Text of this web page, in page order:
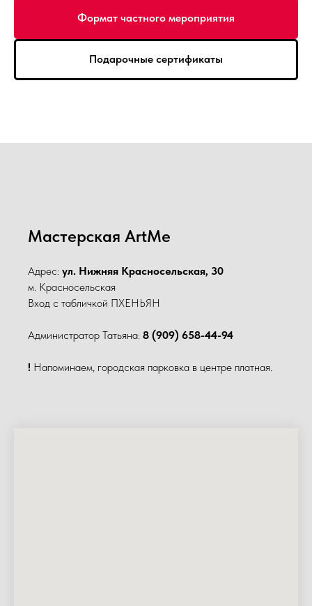
Формат частного мероприятия
Подарочные сертификаты
Мастерская ArtMe
Адрес: ул. Нижняя Красносельская, 30
м. Красносельская
Вход с табличкой ПХЕНЬЯН
Администратор Татьяна: 8 (909) 658-44-94
! Напоминаем, городская парковка в центре платная.